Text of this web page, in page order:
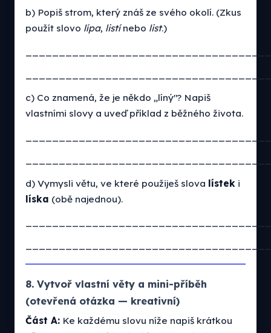
b) Popiš strom, který znáš ze svého okolí. (Zkus
použít slovo lípa, listínebo list.)
c) Co znamená, že je někdo „líný"? Napiš
vlastními slovy a uveď příklad z běžného života.
d) Vymysli větu, ve které použiješ slova lístek i
líska (obě najednou).
8. Vytvoř vlastní věty a mini-příběh
(otevřená otázka — kreativní)
Část A: Ke každému slovu níže napiš krátkou